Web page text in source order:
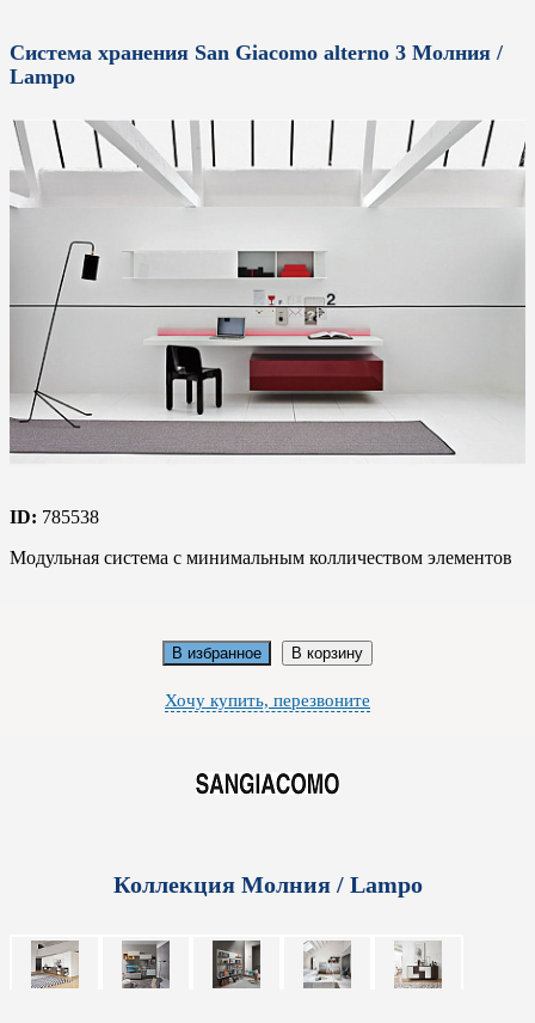
Система хранения San Giacomo alterno 3 Молния /
Lampo
ID: 785538
Модульная система с минимальным колличеством элементов
В избранное В корзину
Хочу купить, перезвоните
Коллекция Молния / Lampo